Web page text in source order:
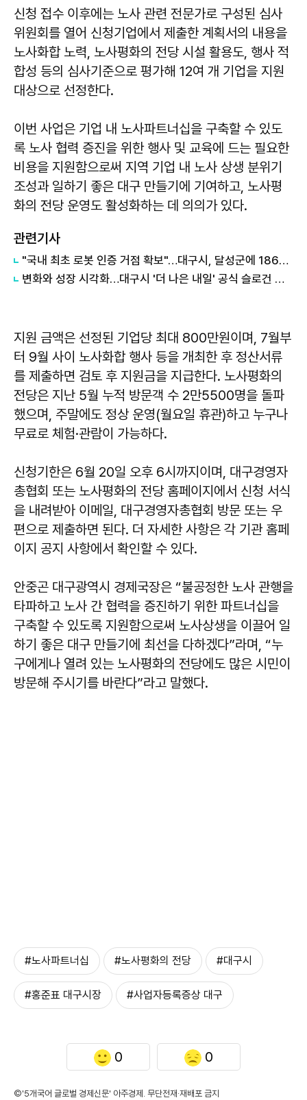
신청 접수 이후에는 노사 관련 전문가로 구성된 심사
위원회를 열어 신청기업에서 제출한 계획서의 내용을
노사화합 노력, 노사평화의 전당 시설 활용도, 행사 적
합성 등의 심사기준으로 평가해 12여 개 기업을 지원
대상으로 선정한다.
이번 사업은 기업 내 노사파트너십을 구축할 수 있도
록 노사 협력 증진을 위한 행사 및 교육에 드는 필요한
비용을 지원함으로써 지역 기업 내 노사 상생 분위기
조성과 일하기 좋은 대구 만들기에 기여하고, 노사평
화의 전당 운영도 활성화하는 데 의의가 있다.
관련기사
"국내 최초 로봇 인증 거점 확보"…대구시, 달성군에 186억 투입해 휴머노이드 센터 구축
변화와 성장 시각화…대구시 '더 나은 내일' 공식 슬로건 디자인 공개
지원 금액은 선정된 기업당 최대 800만원이며, 7월부
터 9월 사이 노사화합 행사 등을 개최한 후 정산서류
를 제출하면 검토 후 지원금을 지급한다. 노사평화의
전당은 지난 5월 누적 방문객 수 2만5500명을 돌파
했으며, 주말에도 정상 운영(월요일 휴관)하고 누구나
무료로 체험·관람이 가능하다.
신청기한은 6월 20일 오후 6시까지이며, 대구경영자
총협회 또는 노사평화의 전당 홈페이지에서 신청 서식
을 내려받아 이메일, 대구경영자총협회 방문 또는 우
편으로 제출하면 된다. 더 자세한 사항은 각 기관 홈페
이지 공지 사항에서 확인할 수 있다.
안중곤 대구광역시 경제국장은 “불공정한 노사 관행을
타파하고 노사 간 협력을 증진하기 위한 파트너십을
구축할 수 있도록 지원함으로써 노사상생을 이끌어 일
하기 좋은 대구 만들기에 최선을 다하겠다”라며, “누
구에게나 열려 있는 노사평화의 전당에도 많은 시민이
방문해 주시기를 바란다”라고 말했다.
#노사파트너십 #노사평화의 전당 #대구시
#홍준표 대구시장 #사업자등록증상 대구
0 0
©'5개국어 글로벌 경제신문' 아주경제. 무단전재·재배포 금지